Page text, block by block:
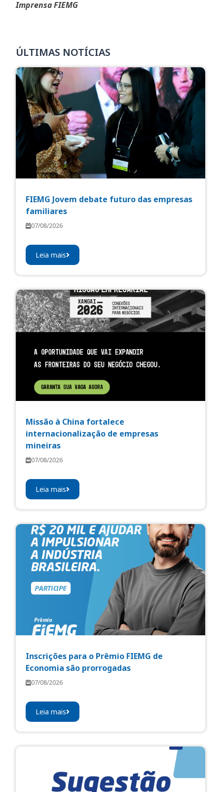
Imprensa FIEMG
ÚLTIMAS NOTÍCIAS
FIEMG Jovem debate futuro das empresas
familiares
07/08/2026
Leia mais
Missão à China fortalece
internacionalização de empresas
mineiras
07/08/2026
Leia mais
Inscrições para o Prêmio FIEMG de
Economia são prorrogadas
07/08/2026
Leia mais